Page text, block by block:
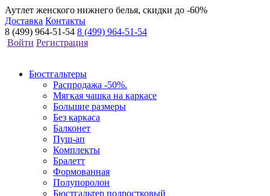
Аутлет женского нижнего белья, скидки до -60%
Доставка Контакты
8 (499) 964-51-54 8 (499) 964-51-54
Войти Регистрация
Бюстгальтеры
Распродажа -50%.
Мягкая чашка на каркасе
Большие размеры
Без каркаса
Балконет
Пуш-ап
Комплекты
Бралетт
Формованная
Полупоролон
Бюстгальтер подростковый